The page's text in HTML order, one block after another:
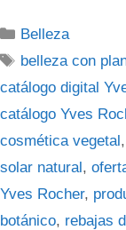
Categorías
Belleza
Etiquetas
belleza con
catálogo digital
catálogo Yves
cosmética vegetal,
solar natural,
Yves Rocher,
botánico, rebajas